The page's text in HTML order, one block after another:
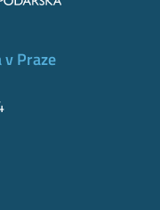
Praze